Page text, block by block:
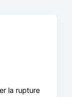
la rupture